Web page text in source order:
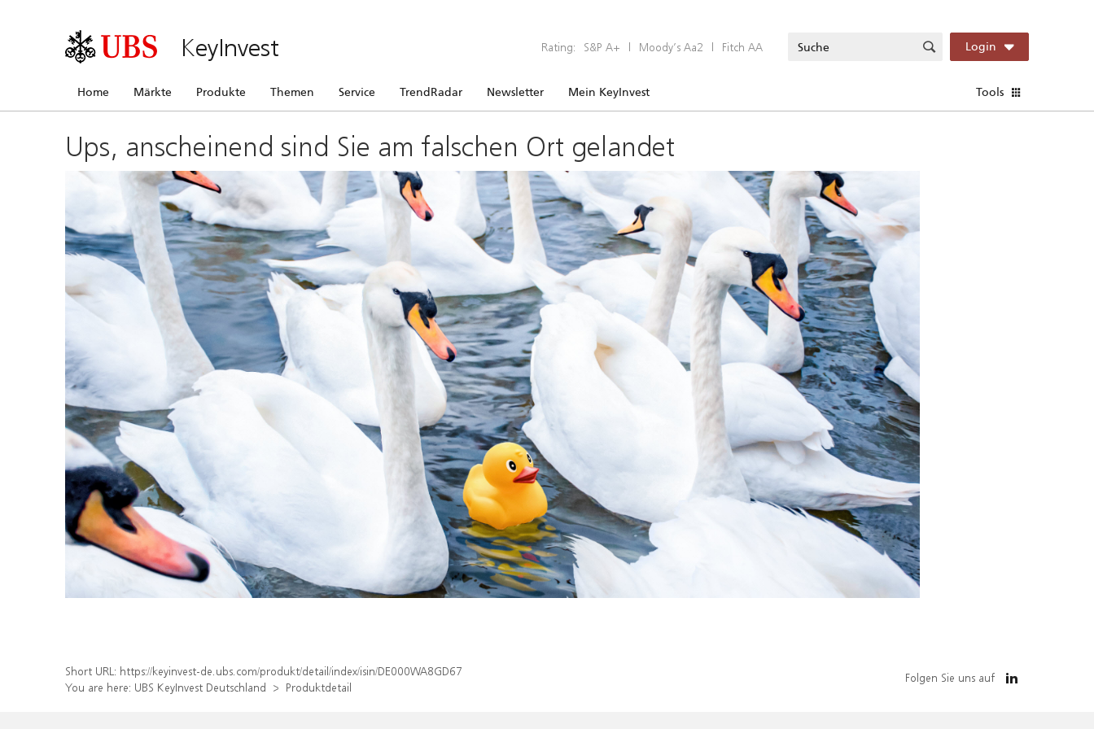
KeyInvest Rating: S&P A+ | Moody’s Aa2 | Fitch AA Login
Home Märkte Produkte Themen Service TrendRadar Newsletter Mein KeyInvest Tools
Ups, anscheinend sind Sie am falschen Ort gelandet
Short URL: https://keyinvest-de.ubs.com/produkt/detail/index/isin/DE000WA8GD67
You are here: UBS KeyInvest Deutschland Produktdetail
Folgen Sie uns auf